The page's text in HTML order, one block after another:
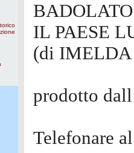
BADOLATO
IL PAESE
(di IMELDA
prodotto
Telefonare